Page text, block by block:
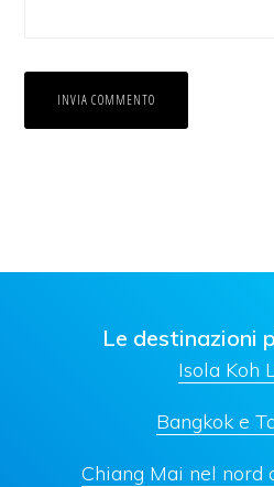
Le destinazioni
Isola Koh
Bangkok e
Chiang Mai nel nord